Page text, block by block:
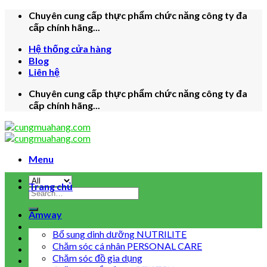
Skip
Chuyên cung cấp thực phẩm chức năng công ty đa
cấp chính hãng...
Hệ thống cửa hàng
Blog
Liên hệ
Chuyên cung cấp thực phẩm chức năng công ty đa
cấp chính hãng...
Menu
Search
for:
Trang chủ
Amway
Bổ sung dinh dưỡng NUTRILITE
Chăm sóc cá nhân PERSONAL CARE
Chăm sóc đồ gia dụng